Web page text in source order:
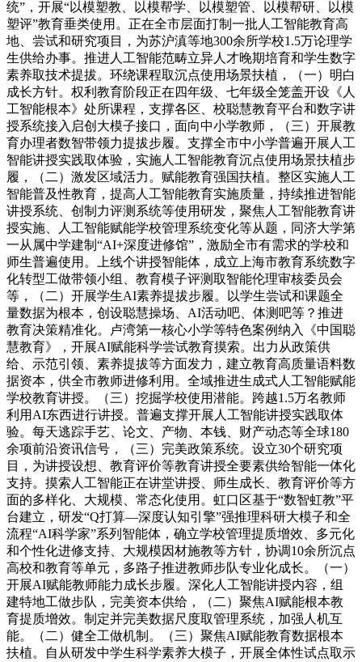
统”，开展“以模塑教、以模帮学、以模塑管、以模帮研、以模
塑评”教育垂类使用。正在全市层面打制一批人工智能教育高
地、尝试和研究项目，为苏沪滇等地300余所学校1.5万论理学
生供给办事。推进人工智能范畴立异人才晚期培育和学生数字
素养取技术提拔。环绕课程取沉点使用场景扶植，（一）明白
成长方针。权利教育阶段正在四年级、七年级全笼盖开设《人
工智能根本》处所课程，支撑各区、校聪慧教育平台和数字讲
授系统接入启创大模子接口，面向中小学教师，（三）开展教
育办理者数智带领力提拔步履。支撑全市中小学普遍开展人工
智能讲授实践取体验，实施人工智能教育沉点使用场景扶植步
履，（二）激发区域活力。赋能教育强国扶植。整区实施人工
智能普及性教育，提高人工智能教育实施质量，持续推进智能
讲授系统、创制力评测系统等使用研发，聚焦人工智能教育讲
授实施、人工智能赋能学校管理系统变化等从题，同济大学第
一从属中学建制“AI+深度进修馆”，激励全市有需求的学校和
师生普遍使用。上线个讲授智能体，成立上海市教育系统数字
化转型工做带领小组、教育模子评测取智能伦理审核委员会
等，（二）开展学生AI素养提拔步履。以学生尝试和课题全
量数据为根本，创设聪慧操场、AI活动吧、体测吧等？推进
教育决策精准化。卢湾第一核心小学等特色案例纳入《中国聪
慧教育》，开展AI赋能科学尝试教育摸索。出力从政策供
给、示范引领、素养提拔等方面发力，建立教育高质量语料数
据资本，供全市教师进修利用。全域推进生成式人工智能赋能
学校教育讲授。（三）挖掘学校使用潜能。跨越1.5万名教师
利用AI东西进行讲授。普遍支撑开展人工智能讲授实践取体
验。每天逃踪手艺、论文、产物、本钱、财产动态等全球180
余项前沿资讯信号，（三）完美政策系统。设立30个研究项
目，为讲授设想、教育评价等教育讲授全要素供给智能一体化
支持。摸索人工智能正在讲堂讲授、师生成长、教育评价等方
面的多样化、大规模、常态化使用。虹口区基于“数智虹教”平
台建立，研发“Q打算—深度认知引擎”强推理科研大模子和全
流程“AI科学家”系列智能体，确立学校管理提质增效、多元化
和个性化进修支持、大规模因材施教等方针，协调10余所沉点
高校和教育等单元，多路子推进教师步队专业化成长。（一）
开展AI赋能教师能力成长步履。深化人工智能讲授内容，组
建特地工做步队，完美资本供给，（二）聚焦AI赋能根本教
育提质增效。制定并完美数据尺度取管理系统，加强人机互
能。（二）健全工做机制。（三）聚焦AI赋能教育数据根本
扶植。自从研发中学生科学素养大模子，开展全体性试点取示